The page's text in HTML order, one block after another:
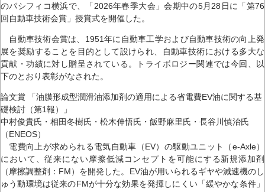
のパシフィコ横浜で、「2026年春季大会」会期中の5月28日に「第76
回自動車技術会賞」授賞式を開催した。
自動車技術会賞は、1951年に自動車工学および自動車技術の向上発
展を奨励することを目的として設けられ、自動車技術における多大な
貢献・功績に対し贈呈されている。トライボロジー関連では今回、以
下のとおり表彰がなされた。
論文賞 「油膜形成型潤滑油添加剤の適用による省電費EV油に関する基
礎検討（第1報）」
中村俊貴氏・相田冬樹氏・松木伸悟氏・飯野麻里氏・長谷川慎治氏
（ENEOS）
電費向上が求められる電気自動車（EV）の駆動ユニット（e-Axle）
において、従来にない摩擦低減コンセプトを可能にする新規添加剤
（摩擦調整剤：FM）を開発した。EV油が用いられるギヤや減速機のし
ゅう動環境は従来のFMが十分な効果を発揮しにくい「緩やかな条件」